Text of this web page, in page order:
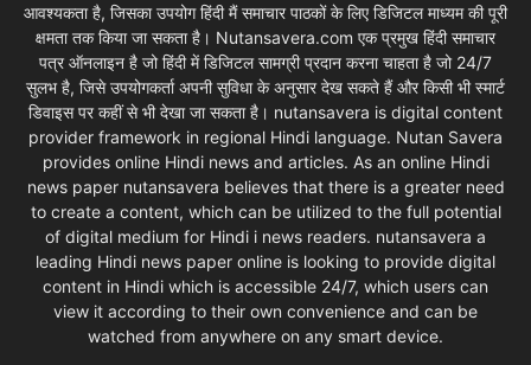
आवश्यकता है, जिसका उपयोग हिंदी मैं समाचार पाठकों के लिए डिजिटल माध्यम की पूरी
क्षमता तक किया जा सकता है। Nutansavera.com एक प्रमुख हिंदी समाचार
पत्र ऑनलाइन है जो हिंदी में डिजिटल सामग्री प्रदान करना चाहता है जो 24/7
सुलभ है, जिसे उपयोगकर्ता अपनी सुविधा के अनुसार देख सकते हैं और किसी भी स्मार्ट
डिवाइस पर कहीं से भी देखा जा सकता है। nutansavera is digital content
provider framework in regional Hindi language. Nutan Savera
provides online Hindi news and articles. As an online Hindi
news paper nutansavera believes that there is a greater need
to create a content, which can be utilized to the full potential
of digital medium for Hindi i news readers. nutansavera a
leading Hindi news paper online is looking to provide digital
content in Hindi which is accessible 24/7, which users can
view it according to their own convenience and can be
watched from anywhere on any smart device.